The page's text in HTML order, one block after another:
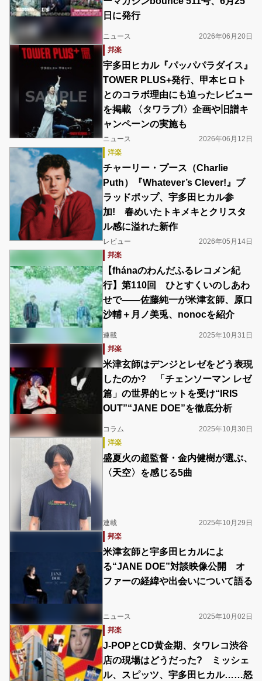
日に発行
ニュース
2026年06月20日
邦楽
宇多田ヒカル『パッパパラダイス』
TOWER PLUS+発行、甲本ヒロト
とのコラボ理由にも迫ったレビュー
を掲載 〈タワラブ!〉企画や旧譜キ
ャンペーンの実施も
ニュース
2026年06月12日
洋楽
チャーリー・プース（Charlie
Puth）『Whatever’s Clever!』ブ
ラッドポップ、宇多田ヒカル参
加! 春めいたトキメキとクリスタ
ル感に溢れた新作
レビュー
2026年05月14日
邦楽
【fhánaのわんだふるレコメン紀
行】第110回 ひとすくいのしあわ
せで――佐藤純一が米津玄師、原口
沙輔＋月ノ美兎、nonocを紹介
連載
2025年10月31日
邦楽
米津玄師はデンジとレゼをどう表現
したのか? 「チェンソーマン レゼ
篇」の世界的ヒットを受け“IRIS
OUT”“JANE DOE”を徹底分析
コラム
2025年10月30日
洋楽
盛夏火の超監督・金内健樹が選ぶ、
〈天空〉を感じる5曲
連載
2025年10月29日
邦楽
米津玄師と宇多田ヒカルによ
る“JANE DOE”対談映像公開 オ
ファーの経緯や出会いについて語る
ニュース
2025年10月02日
邦楽
J-POPとCD黄金期、タワレコ渋谷
店の現場はどうだった? ミッシェ
ル、スピッツ、宇多田ヒカル……怒